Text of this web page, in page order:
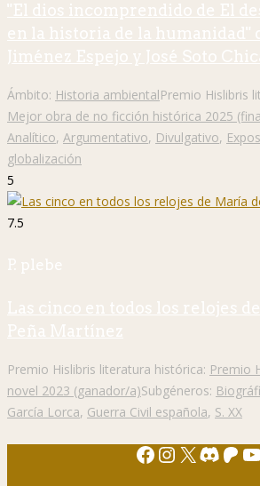
"El dios incomprendido de El
en la historia de la humanidad"
Jiménez Espejo y José Soto
Ámbito: Historia ambientalPremio Hislibris
Mejor obra de no ficción histórica 2025
Analítico, Argumentativo, Divulgativo,
globalización
5
7.5
P. plebe
Las cinco en todos los relojes
Peña Martínez
Premio Hislibris literatura histórica: Premio
novel 2023 (ganador/a)Subgéneros:
García Lorca, Guerra Civil española, S. XX
Facebook
Instagram
X